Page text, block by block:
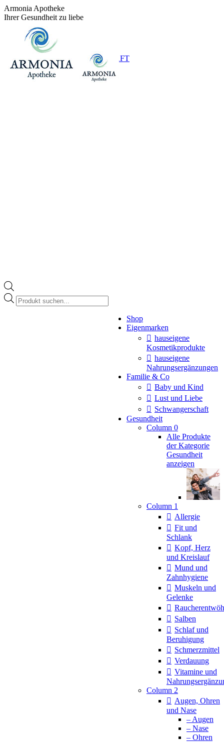
Zum
Inhalt
Armonia Apotheke
Ihrer Gesundheit zu liebe
+43 (0)1 / 48 624 14BEREITSCHAFT
Products
search
Shop
Eigenmarken
hauseigene
Kosmetikprodukte
hauseigene
Nahrungsergänzungen
Familie & Co
Baby und Kind
Lust und Liebe
Schwangerschaft
Gesundheit
Column 0
Alle Produkte
der Kategorie
Gesundheit
anzeigen
Column 1
Allergie
Fit und
Schlank
Kopf, Herz
und Kreislauf
Mund und
Zahnhygiene
Muskeln und
Gelenke
Salben
Schlaf und
Beruhigung
Schmerzmittel
Verdauung
Vitamine und
Column 2
Augen, Ohren
und Nase
– Augen
– Nase
– Ohren